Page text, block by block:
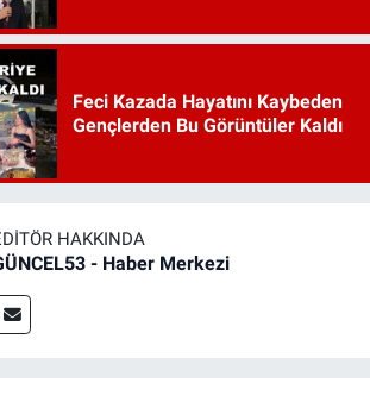
Feci Kazada Hayatını Kaybeden
Gençlerden Bu Görüntüler Kaldı
HAKKINDA
- Haber Merkezi